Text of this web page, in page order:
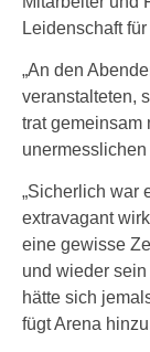
Leidenschaft
„An den
veranstalteten,
trat gemeinsam
unermesslichen
„Sicherlich war
extravagant
eine gewisse
und wieder
hätte sich
fügt Arena